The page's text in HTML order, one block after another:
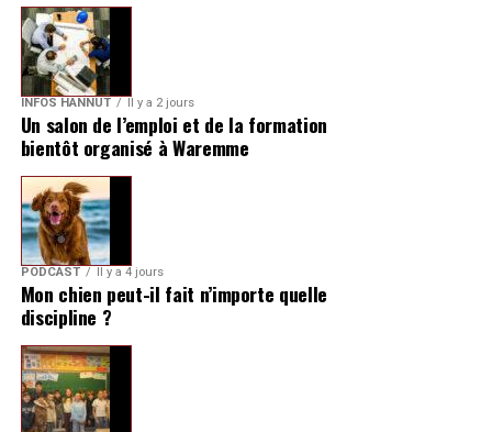
INFOS HANNUT Il y a 2 jours
Un salon de l’emploi et de la formation
bientôt organisé à Waremme
PODCAST Il y a 4 jours
Mon chien peut-il fait n’importe quelle
discipline ?